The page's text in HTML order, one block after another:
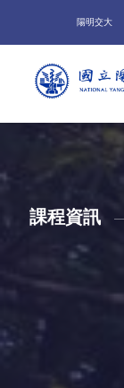
陽明交大
課程資訊